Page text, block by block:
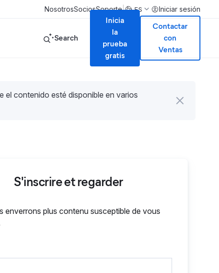
NosotrosSociosSoporte| ES Iniciar sesión
Search
Inicia
la
prueba
gratis
Contactar
con
Ventas
el contenido esté disponible en varios
S'inscrire et regarder
enverrons plus contenu susceptible de vous